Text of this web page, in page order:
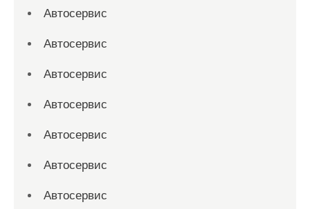
Автосервис
Автосервис
Автосервис
Автосервис
Автосервис
Автосервис
Автосервис